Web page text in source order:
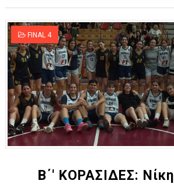
FINAL 4
B΄' ΚΟΡΑΣΙΔΕΣ: